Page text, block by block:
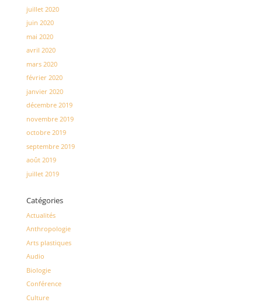
juillet 2020
juin 2020
mai 2020
avril 2020
mars 2020
février 2020
janvier 2020
décembre 2019
novembre 2019
octobre 2019
septembre 2019
août 2019
juillet 2019
Catégories
Actualités
Anthropologie
Arts plastiques
Audio
Biologie
Conférence
Culture